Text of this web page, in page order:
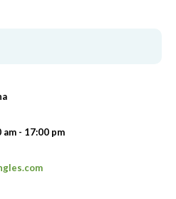
am - 17:00 pm